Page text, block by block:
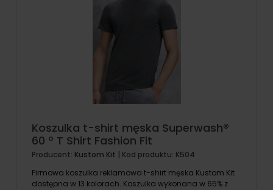
Koszulka t-shirt męska Superwash®
60 º T Shirt Fashion Fit
Producent: Kustom Kit | Kod produktu: K504
Firmowa koszulka reklamowa t-shirt męska Kustom Kit
dostępna w 13 kolorach. Koszulka wykonana w 65% z